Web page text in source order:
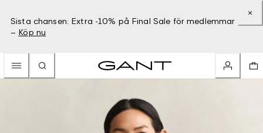
Sista chansen: Extra -10% på Final Sale för medlemmar
– Köp nu